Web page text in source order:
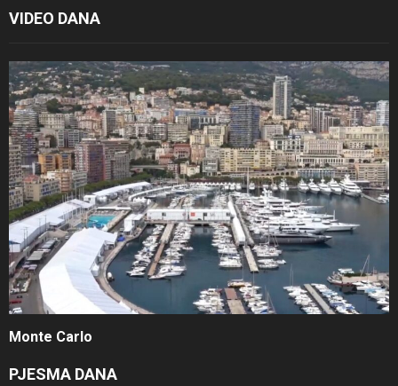
VIDEO DANA
Monte Carlo
PJESMA DANA